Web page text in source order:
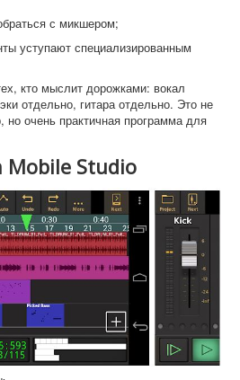
с микшером;
уступают специализированным
кто мыслит дорожками: вокал
отдельно, гитара отдельно. Это не
очень практичная программа для
Mobile Studio